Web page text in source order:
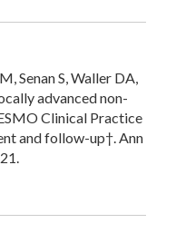
Senan S, Waller DA,
advanced non-
Clinical Practice
and follow-up†. Ann